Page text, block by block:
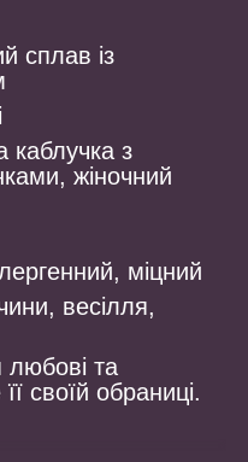
сплав із
каблучка з
жіночний
міцний
весілля,
та
своїй обраниці.